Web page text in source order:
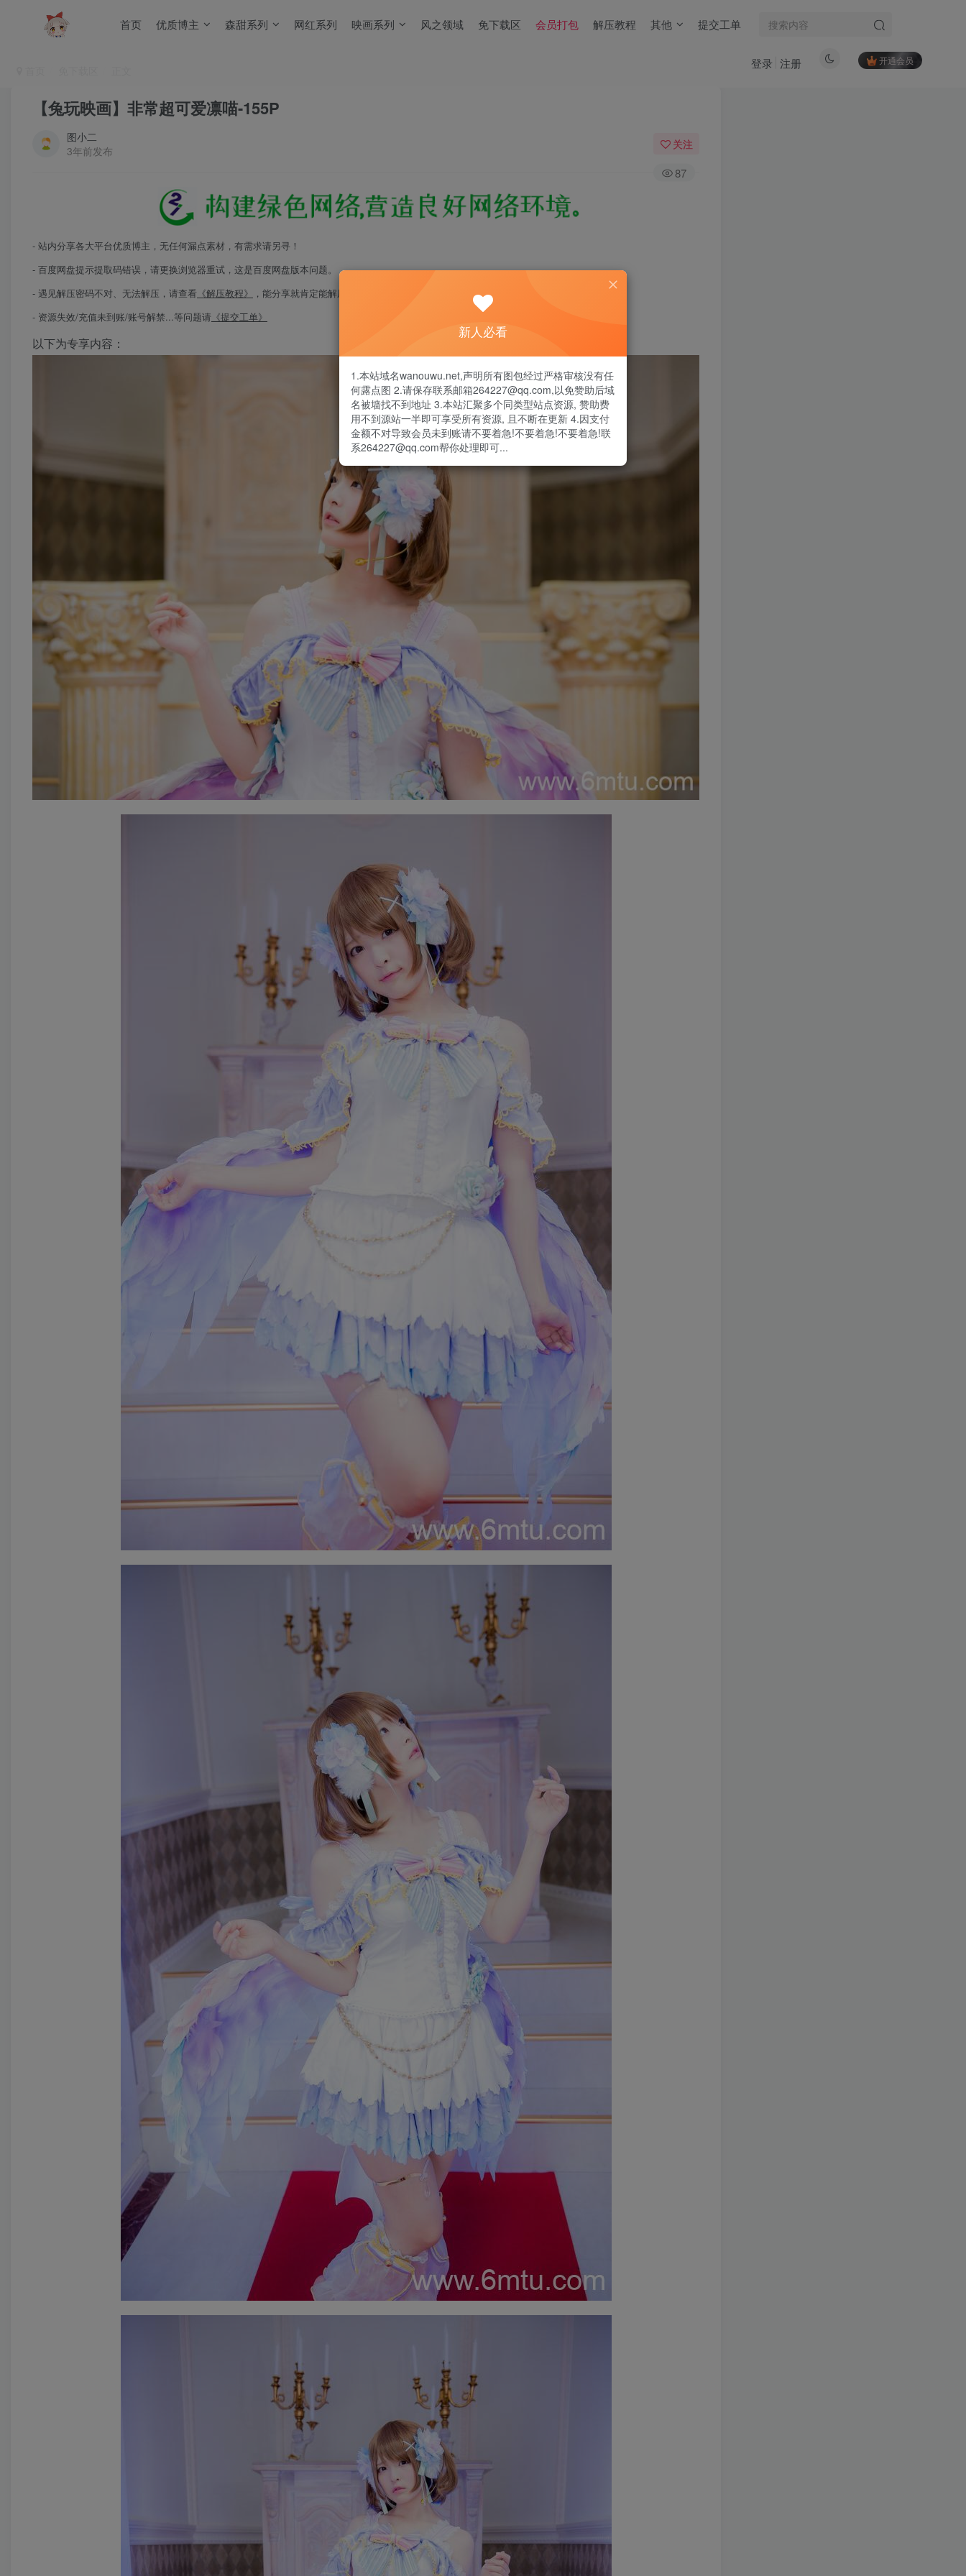
首页 优质博主 森甜系列 网红系列 映画系列 风之领域 免下载区 会员打包 解压教程 其他 提交工单
开通会员
登录 注册
【兔玩映画】非常超可爱凛喵-155P
图小二
3年前发布
关注
87
- 站内分享各大平台优质博主，无任何漏点素材，有需求请另寻！
- 百度网盘提示提取码错误，请更换浏览器重试，这是百度网盘版本问题。
- 遇见解压密码不对、无法解压，请查看 《解压教程》
，能分享就肯定能解压！
- 资源失效/充值未到账/账号解禁...等问题请 《提交工单》
以下为专享内容：
新人必看
1.本站域名wanouwu.net,声明所有图包经过严格审核没有任
何露点图 2.请保存联系邮箱264227@qq.com,以免赞助后域
名被墙找不到地址 3.本站汇聚多个同类型站点资源, 赞助费
用不到源站一半即可享受所有资源, 且不断在更新 4.因支付
金额不对导致会员未到账请不要着急!不要着急!不要着急!联
系264227@qq.com帮你处理即可...